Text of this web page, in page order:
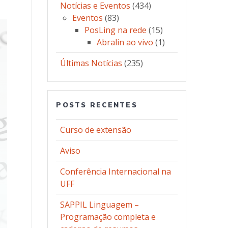
Notícias e Eventos (434)
Eventos (83)
PosLing na rede (15)
Abralin ao vivo (1)
Últimas Notícias (235)
POSTS RECENTES
Curso de extensão
Aviso
Conferência Internacional na
UFF
SAPPIL Linguagem –
Programação completa e